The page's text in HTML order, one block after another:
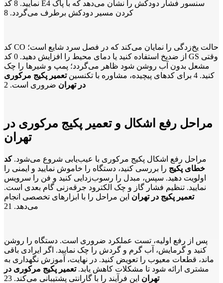
نمایید. 8 کد E4 سنسور فشار دودکش را نشان می‌دهد که با پاک
کردن مسیر دودکش برطرف می‌گردد. 8
کد CO حالت یخ‌زدگی را نمایان می‌کند که در فصل سرد شایع است؛
از ضدیخ استفاده کنید یا دمای محیط را افزایش دهید. 0 کد GS وقتی
مشعل بدون آب روشن شود ظاهر می‌گردد؛ پمپ و شیرها را چک
کنید. 4 برای کدهای پیچیده، مشاوره با تکنسینتعمیر پکیج مرکوری
در تهران ضروری است. 2
مراحل رفع اشکال و تعمیر پکیج مرکوری در
تهران
مراحل رفع اشکال پکیج مرکوری با عیب‌یابی شروع می‌شود.کد
خطای پکیج را بررسی کنید، دستگاه را خاموش نمایید و ایمنی را
اولویت دهید. سپس، مبدل را رسوب‌زدایی کنید و فن را سرویس
نمایید. تنظیم فشار گاز و چک الکترود جرقه‌زنی گام بعدی است.
تعمیر پکیج در تهران این مراحل را با ابزارهای تخصصی انجام
می‌دهد. 21
پس از رفع اولیه، تست عملکرد ضروری است. دستگاه را روشن
کنید و گرمایش، آب گرم و گردش را چک نمایید. اگر ایرادی باقی
ماند، قطعات معیوب را تعویض کنید. در نهایت، آموزش نگهداری به
مشتری ارائه شود تا مشکلات کاهش یابد.تعمیر پکیج مرکوری در
تهران این فرآیند را با گارانتی پشتیبانی می‌کند. 23